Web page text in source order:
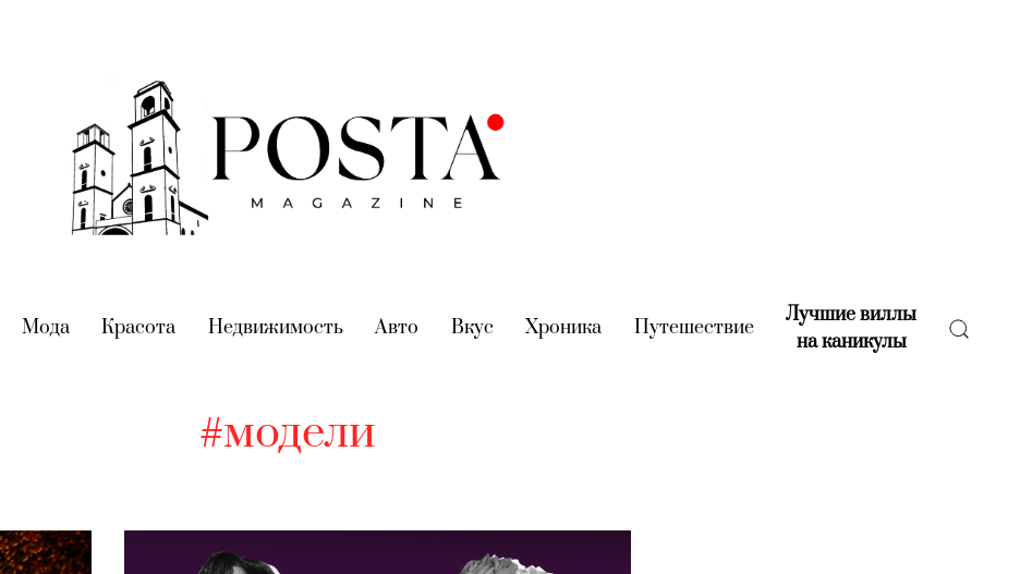
(current)
Мода(current)
Красота (current)
Недвижимость(current)
Авто (current)
Вкус (current)
Хроника (current)
Путешествие(current)
Лучшие виллы
на каникулы(current)
#модели